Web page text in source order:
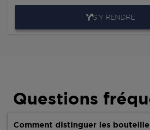
S'Y RENDRE
Questions
Comment distinguer les